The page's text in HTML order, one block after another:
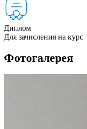
Диплом
Для зачисления на курс
Фотогалерея